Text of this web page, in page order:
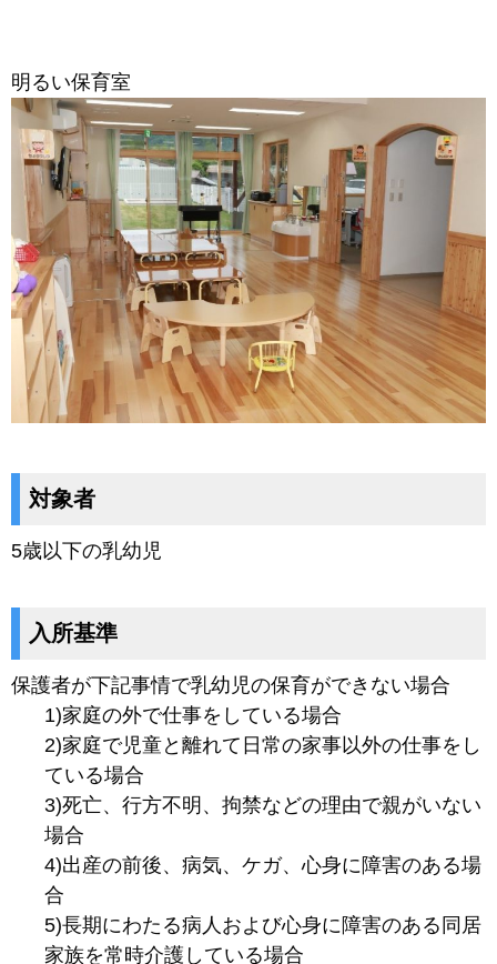
明るい保育室
対象者
5歳以下の乳幼児
入所基準
保護者が下記事情で乳幼児の保育ができない場合
1)家庭の外で仕事をしている場合
2)家庭で児童と離れて日常の家事以外の仕事をし
ている場合
3)死亡、行方不明、拘禁などの理由で親がいない
場合
4)出産の前後、病気、ケガ、心身に障害のある場
合
5)長期にわたる病人および心身に障害のある同居
家族を常時介護している場合